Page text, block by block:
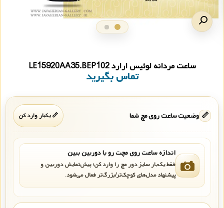
ساعت مردانه لوئیس ارارد LE15920AA35.BEP102
تماس بگیرید
📏 وضعیت ساعت روی مچ شما 📏 یکبار وارد کن
اندازه ساعت روی مچت رو با دوربین ببین
فقط یک‌بار سایز دور مچ را وارد کن؛ پیش‌نمایش دوربین و
پیشنهاد مدل‌های کوچک‌تر/بزرگ‌تر فعال می‌شود.